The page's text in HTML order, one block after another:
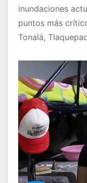
inundaciones
puntos más
Tonalá,